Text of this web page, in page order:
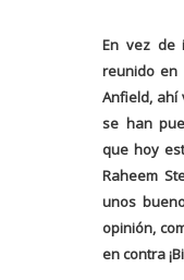
En vez de
reunido en
Anfield, ahí
se han
que hoy
Raheem
unos
opinión,
en contra